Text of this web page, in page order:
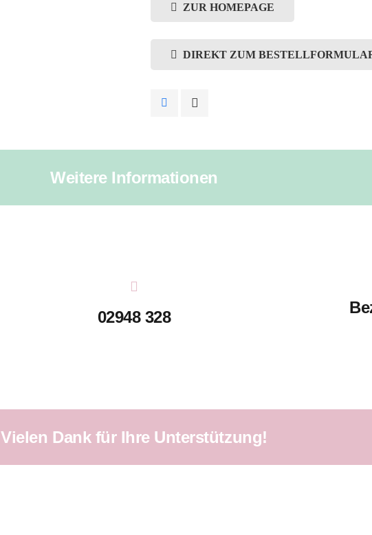
ZUR HOMEPAGE
DIREKT ZUM
Weitere Informationen
02948 328
Vielen Dank für Ihre Unterstützung!